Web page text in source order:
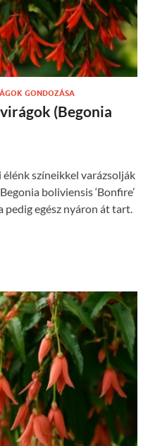
GONDOZÁSA
(Begonia
színeikkel varázsolják
boliviensis ‘Bonfire’
pedig egész nyáron át tart.